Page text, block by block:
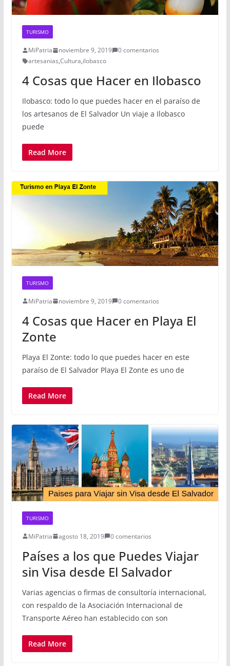
TURISMO
MiPatria noviembre 9, 2019
0 comentarios
artesanias,Cultura,ilobasco
4 Cosas que Hacer en Ilobasco
Ilobasco: todo lo que puedes hacer en el paraíso de
los artesanos de El Salvador Un viaje a Ilobasco
puede
Read More
TURISMO
MiPatria noviembre 9, 2019 0 comentarios
4 Cosas que Hacer en Playa El
Zonte
Playa El Zonte: todo lo que puedes hacer en este
paraíso de El Salvador Playa El Zonte es uno de
Read More
TURISMO
MiPatria agosto 18, 2019 0 comentarios
Países a los que Puedes Viajar
sin Visa desde El Salvador
Varias agencias o firmas de consultoría internacional,
con respaldo de la Asociación Internacional de
Transporte Aéreo han establecido con son
Read More